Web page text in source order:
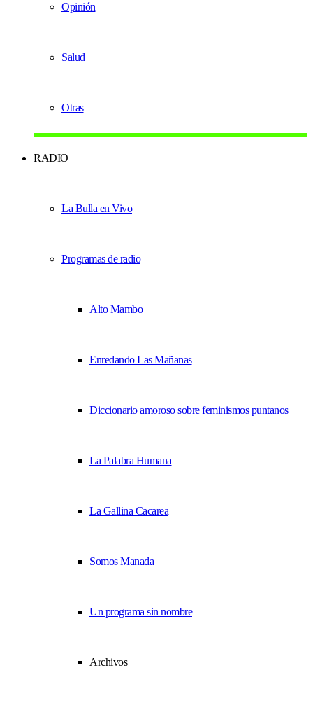
Opinión
Salud
Otras
RADIO
La Bulla en Vivo
Programas de radio
Alto Mambo
Enredando Las Mañanas
Diccionario amoroso sobre feminismos puntanos
La Palabra Humana
La Gallina Cacarea
Somos Manada
Un programa sin nombre
Archivos